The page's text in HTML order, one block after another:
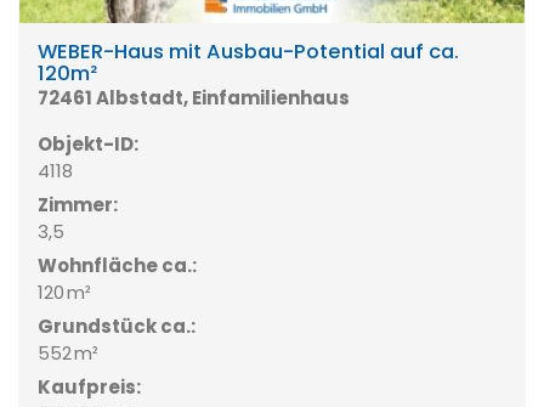
WEBER-Haus mit Ausbau-Potential auf ca.
120m²
72461 Albstadt, Einfamilienhaus
Objekt-ID:
4118
Zimmer:
3,5
Wohnfläche ca.:
120 m²
Grund­stück ca.:
552 m²
Kaufpreis: